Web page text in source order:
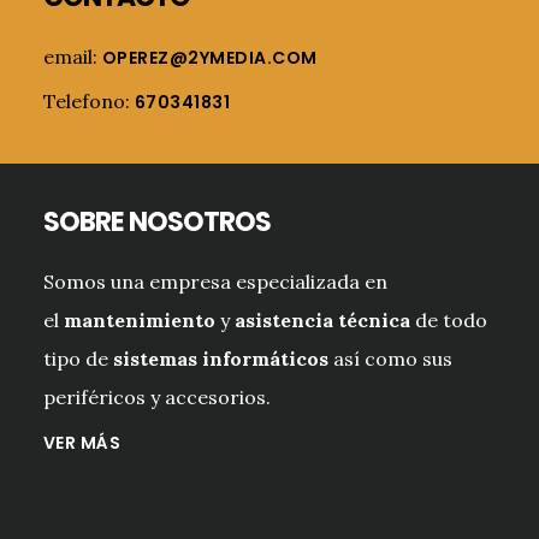
email: OPEREZ@2YMEDIA.COM
Telefono: 670341831
SOBRE NOSOTROS
Somos una empresa especializada en
el mantenimiento y asistencia técnica de todo
tipo de sistemas informáticos así como sus
periféricos y accesorios.
VER MÁS